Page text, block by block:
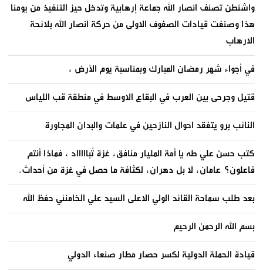
واشنطن تصنف انصار الله جماعة إرهابية وتدخل حيز التنفيذ من يومنا
هذا وصنفت قيادات الصفوف الاولى من حركة انصار الله بلائحة
الارهاب
في أجواء شهر رمضان المبارك وبمناسبة يوم الأرض ،
قتيل وجرحى بين العرب في البقاع الاوسط في منطقة قب اللياس
النائب برو يتفقد احوال النازحين في علمات والبدان المجاورة
كتب حسن علي طه يا أمة المليار منافق، غزة تُباااااد ، فماذا أنتم
فاعلون؟ عامان، لا بل دهران، لكثافة ما حصل في غزة من أحداث.
بعد طلب سماحة القائد الولي الاعلى السيد علي الخامنئي حفظ الله
بسم الله الرحمن الرحيم
قيادة الحملة الدولية لكسر حصار مطار صنعاء الدولي